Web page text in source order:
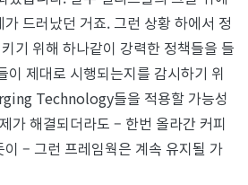
드러났던 거죠. 그런 상황 하에서 정
기 위해 하나같이 강력한 정책들을 들
이 제대로 시행되는지를 감시하기 위
Technology들을 적용할 가능성
가 해결되더라도 – 한번 올라간 커피
– 그런 프레임웍은 계속 유지될 가